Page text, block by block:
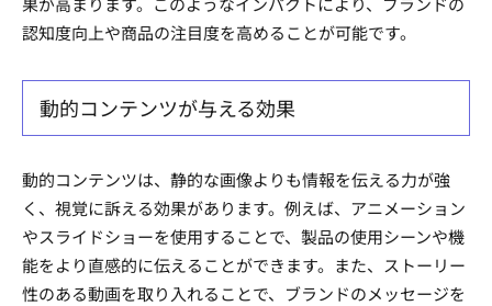
認知度向上や商品の注目度を高めることが可能です。
動的コンテンツが与える効果
動的コンテンツは、静的な画像よりも情報を伝える力が強
く、視覚に訴える効果があります。例えば、アニメーション
やスライドショーを使用することで、製品の使用シーンや機
能をより直感的に伝えることができます。また、ストーリー
性のある動画を取り入れることで、ブランドのメッセージを